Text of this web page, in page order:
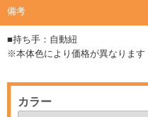
備考
■持ち手：自動紐
※本体色により価格が異なります
カラー